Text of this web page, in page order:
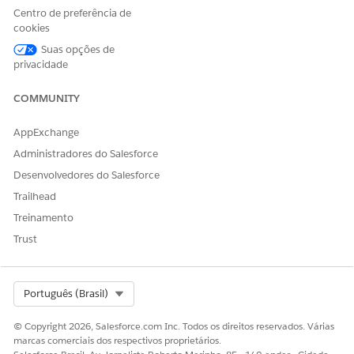
appears, clickContinue
Click
ESTE ARTIGO RESOLVEU SEU PROBLEMA?
Centro de preferência de
cookies
Suas opções de
privacidade
COMMUNITY
AppExchange
Administradores do Salesforce
Desenvolvedores do Salesforce
Trailhead
Treinamento
Trust
Português (Brasil)
© Copyright 2026, Salesforce.com Inc. Todos os direitos reservados. Várias
marcas comerciais dos respectivos proprietários.